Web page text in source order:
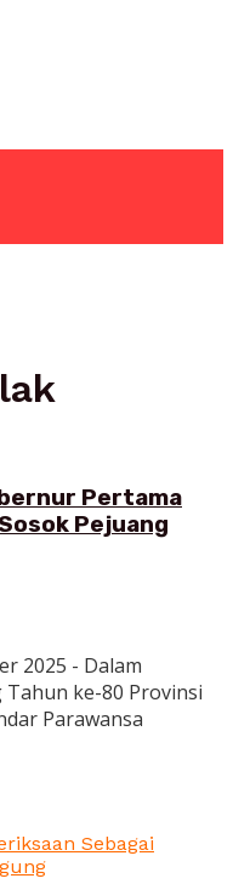
Pertama
Pejuang
2025 - Dalam
ke-80 Provinsi
Parawansa